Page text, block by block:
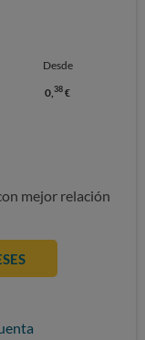
Desde
0,38 €
mejor relación